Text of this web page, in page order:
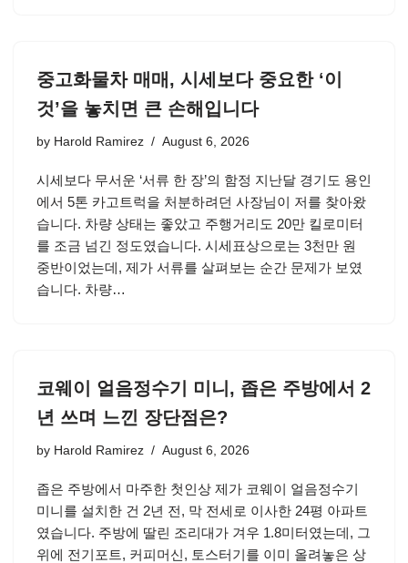
중고화물차 매매, 시세보다 중요한 ‘이
것’을 놓치면 큰 손해입니다
by Harold Ramirez August 6, 2026
시세보다 무서운 ‘서류 한 장’의 함정 지난달 경기도 용인
에서 5톤 카고트럭을 처분하려던 사장님이 저를 찾아왔
습니다. 차량 상태는 좋았고 주행거리도 20만 킬로미터
를 조금 넘긴 정도였습니다. 시세표상으로는 3천만 원
중반이었는데, 제가 서류를 살펴보는 순간 문제가 보였
습니다. 차량…
코웨이 얼음정수기 미니, 좁은 주방에서 2
년 쓰며 느낀 장단점은?
by Harold Ramirez August 6, 2026
좁은 주방에서 마주한 첫인상 제가 코웨이 얼음정수기
미니를 설치한 건 2년 전, 막 전세로 이사한 24평 아파트
였습니다. 주방에 딸린 조리대가 겨우 1.8미터였는데, 그
위에 전기포트, 커피머신, 토스터기를 이미 올려놓은 상